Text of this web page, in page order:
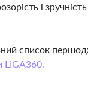
і
список
LIGA360.